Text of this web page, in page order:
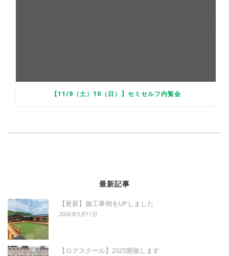
【11/9（土）10（日）】セミセルフ内覧会
最新記事
【更新】施工事例をUPしました
2026年3月11日
【ログスクール】2025開催します